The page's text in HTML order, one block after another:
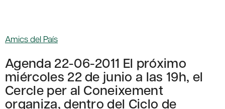
Amics del País
Agenda 22-06-2011 El próximo
miércoles 22 de junio a las 19h, el
Cercle per al Coneixement
organiza, dentro del Ciclo de